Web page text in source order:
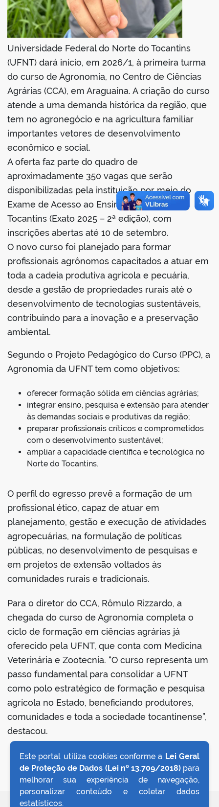
portal
Universidade Federal do Norte do Tocantins
(UFNT) dará início, em 2026/1, à primeira turma
do curso de Agronomia, no Centro de Ciências
Agrárias (CCA), em Araguaína. A criação do curso
atende a uma demanda histórica da região, que
tem no agronegócio e na agricultura familiar
importantes vetores de desenvolvimento
econômico e social.
A oferta faz parte do quadro de
aproximadamente 350 vagas que serão
disponibilizadas pela instituição por meio do
Exame de Acesso ao Ensino Superior do
Tocantins (Exato 2025 – 2ª edição), com
inscrições abertas até 10 de setembro.
O novo curso foi planejado para formar
profissionais agrônomos capacitados a atuar em
toda a cadeia produtiva agrícola e pecuária,
desde a gestão de propriedades rurais até o
desenvolvimento de tecnologias sustentáveis,
contribuindo para a inovação e a preservação
ambiental.
Segundo o Projeto Pedagógico do Curso (PPC), a
Agronomia da UFNT tem como objetivos:
oferecer formação sólida em ciências agrárias;
integrar ensino, pesquisa e extensão para atender
às demandas sociais e produtivas da região;
preparar profissionais críticos e comprometidos
com o desenvolvimento sustentável;
ampliar a capacidade científica e tecnológica no
Norte do Tocantins.
O perfil do egresso prevê a formação de um
profissional ético, capaz de atuar em
planejamento, gestão e execução de atividades
agropecuárias, na formulação de políticas
públicas, no desenvolvimento de pesquisas e
em projetos de extensão voltados às
comunidades rurais e tradicionais.
Para o diretor do CCA, Rômulo Rizzardo, a
chegada do curso de Agronomia completa o
ciclo de formação em ciências agrárias já
oferecido pela UFNT, que conta com Medicina
Veterinária e Zootecnia. “O curso representa um
passo fundamental para consolidar a UFNT
como polo estratégico de formação e pesquisa
agrícola no Estado, beneficiando produtores,
comunidades e toda a sociedade tocantinense”,
destacou.
VOLTAR AO TOPO
Este portal utiliza cookies conforme a Lei Geral
de Proteção de Dados (Lei nº 13.709/2018)para
melhorar sua experiência de navegação,
personalizar conteúdo e coletar dados
estatísticos.